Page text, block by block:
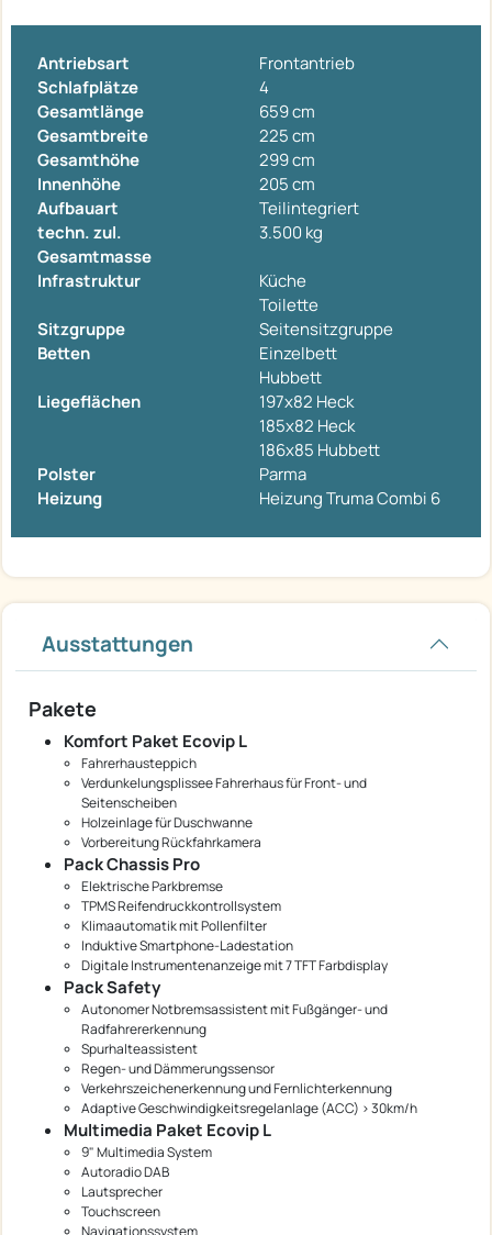
Antriebsart
Frontantrieb
Schlafplätze
4
Gesamtlänge
659 cm
Gesamtbreite
225 cm
Gesamthöhe
299 cm
Innenhöhe
205 cm
Aufbauart
Teilintegriert
techn. zul.
Gesamtmasse
3.500 kg
Infrastruktur
Küche
Toilette
Sitzgruppe
Seitensitzgruppe
Betten
Einzelbett
Hubbett
Liegeflächen
197x82 Heck
185x82 Heck
186x85 Hubbett
Polster
Parma
Heizung
Heizung Truma Combi 6
Ausstattungen
Pakete
Komfort Paket Ecovip L
Fahrerhausteppich
Verdunkelungsplissee Fahrerhaus für Front- und
Seitenscheiben
Holzeinlage für Duschwanne
Vorbereitung Rückfahrkamera
Pack Chassis Pro
Elektrische Parkbremse
TPMS Reifendruckkontrollsystem
Klimaautomatik mit Pollenfilter
Induktive Smartphone-Ladestation
Digitale Instrumentenanzeige mit 7 TFT Farbdisplay
Pack Safety
Autonomer Notbremsassistent mit Fußgänger- und
Radfahrererkennung
Spurhalteassistent
Regen- und Dämmerungssensor
Verkehrszeichenerkennung und Fernlichterkennung
Adaptive Geschwindigkeitsregelanlage (ACC) > 30km/h
Multimedia Paket Ecovip L
9" Multimedia System
Autoradio DAB
Lautsprecher
Touchscreen